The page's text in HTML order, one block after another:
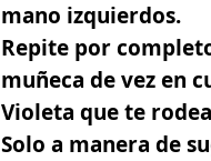
mano izquierdos.
Repite por
muñeca de vez en
Violeta que te
Solo a manera de